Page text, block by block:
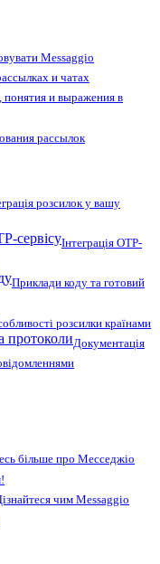
Messaggio
и чатах
и выражения в
рассылок
розсилок у вашу
сервісуІнтеграція OTP-
Приклади коду та готовий
розсилки країнами
протоколиДокументація
більше про Месседжіо
чим Messaggio